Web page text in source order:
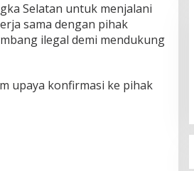
Selatan untuk menjalani
sama dengan pihak
ilegal demi mendukung
upaya konfirmasi ke pihak